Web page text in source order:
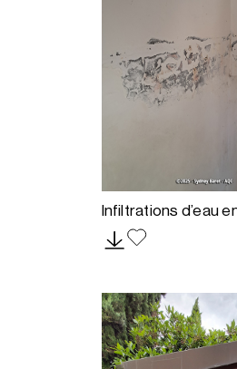
Infiltrations d’eau